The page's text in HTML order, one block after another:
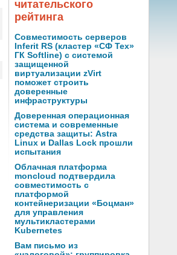
читательского
рейтинга
Совместимость серверов
Inferit RS (кластер «СФ Тех»
ГК Softline) с системой
защищенной
виртуализации zVirt
поможет строить
доверенные
инфраструктуры
Доверенная операционная
система и современные
средства защиты: Astra
Linux и Dallas Lock прошли
испытания
Облачная платформа
moncloud подтвердила
совместимость с
платформой
контейнеризации «Боцман»
для управления
мультикластерами
Kubernetes
Вам письмо из